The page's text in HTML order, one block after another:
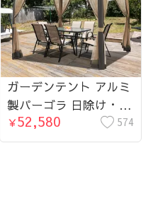
ガーデンテント アルミ
製パーゴラ 日除け・防
水対応 0001-tent
￥52,580 574